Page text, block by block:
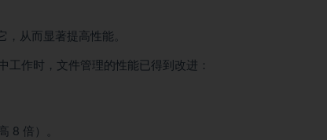
，从而显著提高性能。
工作时，文件管理的性能已得到改进：
8 倍）。